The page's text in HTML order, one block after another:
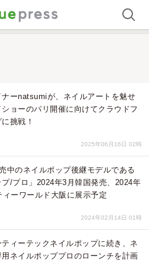
ナーnatsumiが、ネイルアートを魅せ
ョーのパリ開催に向けてクラウドフ
挑戦！
2025年06月16日 02時
中のネイルポップ後継モデルである
プ/プロ」2024年3月韓国発売、2024年
ィーワールド大阪に展示予定
2024年02月14日 01時
ィーテックネイルポップに続き、ネ
ネイルポッププロのローンチを計画